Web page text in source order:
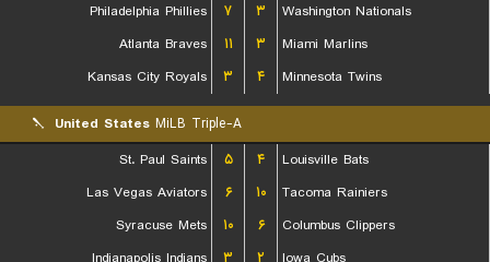
Philadelphia Phillies
۷ ۳
Washington Nationals
Atlanta Braves
۱۱ ۳
Miami Marlins
Kansas City Royals
۳ ۴ Minnesota Twins
United States MiLB Triple-A
St. Paul Saints
۵ ۴
Louisville Bats
Las Vegas Aviators
۶ ۱۰
Tacoma Rainiers
Syracuse Mets
۱۰ ۶
Columbus Clippers